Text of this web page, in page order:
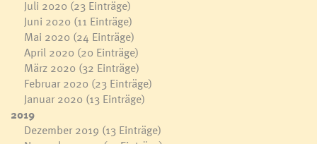
Juli 2020 (23 Einträge)
Juni 2020 (11 Einträge)
Mai 2020 (24 Einträge)
April 2020 (20 Einträge)
März 2020 (32 Einträge)
Februar 2020 (23 Einträge)
Januar 2020 (13 Einträge)
2019
Dezember 2019 (13 Einträge)